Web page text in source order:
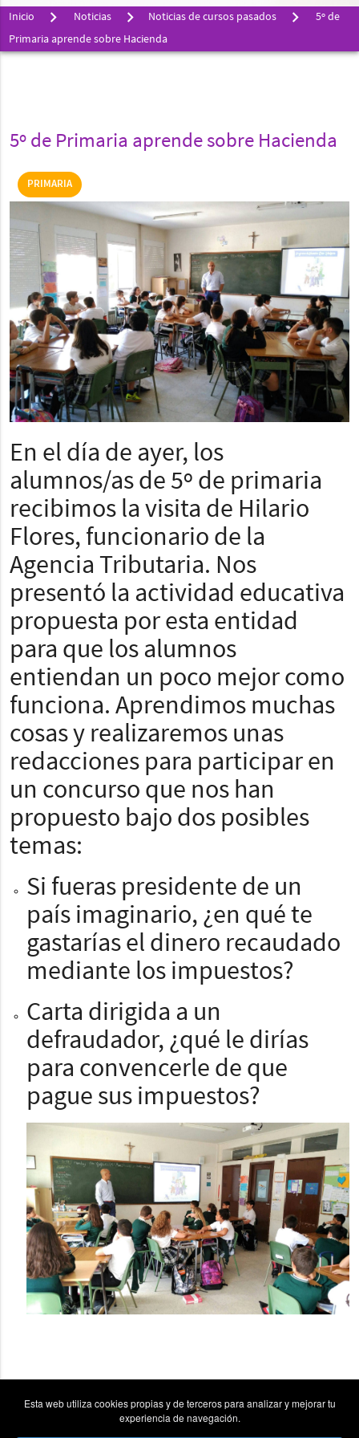
Inicio Noticias Noticias de cursos pasados
5º de
Primaria aprende sobre Hacienda
5º de Primaria aprende sobre Hacienda
PRIMARIA
En el día de ayer, los
alumnos/as de 5º de primaria
recibimos la visita de Hilario
Flores, funcionario de la
Agencia Tributaria. Nos
presentó la actividad educativa
propuesta por esta entidad
para que los alumnos
entiendan un poco mejor como
funciona. Aprendimos muchas
cosas y realizaremos unas
redacciones para participar en
un concurso que nos han
propuesto bajo dos posibles
temas:
Si fueras presidente de un
país imaginario, ¿en qué te
gastarías el dinero recaudado
mediante los impuestos?
Carta dirigida a un
defraudador, ¿qué le dirías
para convencerle de que
pague sus impuestos?
Esta web utiliza cookies propias y de terceros para analizar y mejorar tu
experiencia de navegación.